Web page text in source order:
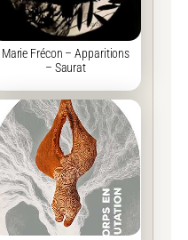
Marie Frécon – Apparitions
– Saurat